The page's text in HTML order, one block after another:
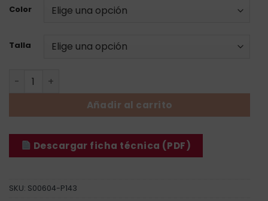
Color
Talla
Chaqueta de Cocina Élite - Hombre cantidad
Añadir al carrito
Descargar ficha técnica (PDF)
SKU: S00604-P143